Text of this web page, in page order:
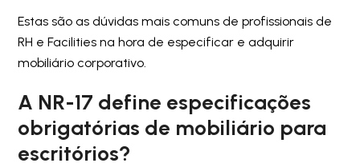
Estas são as dúvidas mais comuns de profissionais de
RH e Facilities na hora de especificar e adquirir
mobiliário corporativo.
A NR-17 define especificações
obrigatórias de mobiliário para
escritórios?